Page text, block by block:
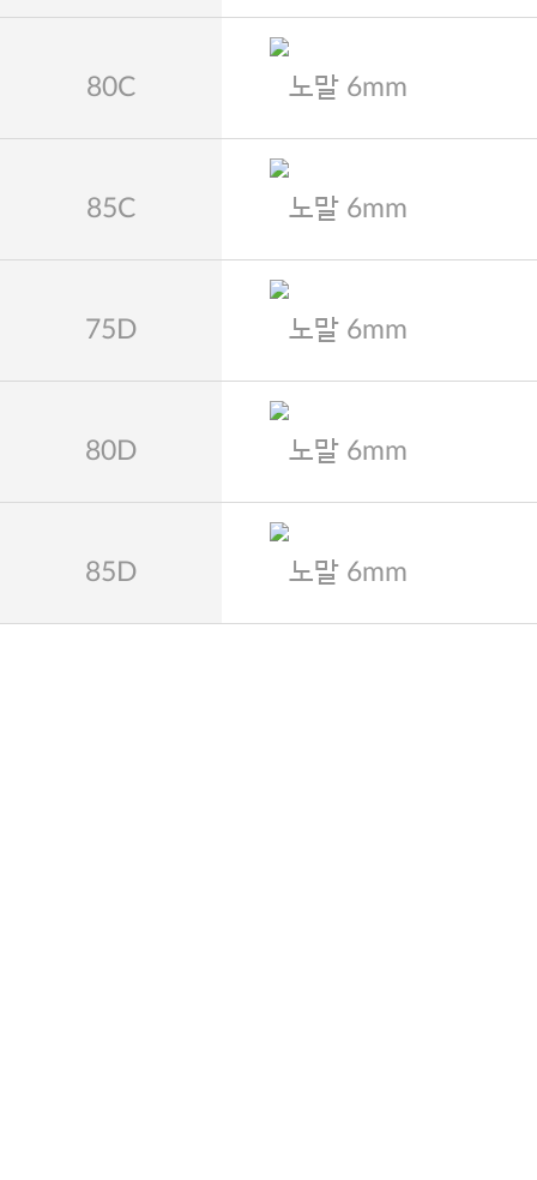
80C 노말 6mm
85C 노말 6mm
75D 노말 6mm
80D 노말 6mm
85D 노말 6mm